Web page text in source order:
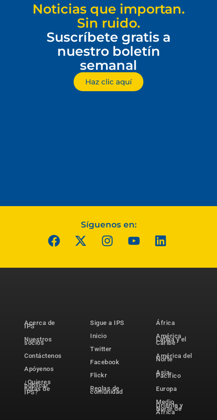
Noticias que importan.
Sin ruido.
Suscríbete gratis a
nuestro boletín
semanal
Haz clic aquí
Síguenos en:
Acerca de
IPS
Nuestros
socios
Contáctenos
Apóyenos
¿Quieres
publicar
notas de
IPS?
Sigue a IPS
Inicio
Twitter
Facebook
Flickr
Reglas de
comunidad
África
América
Latina y el
Caribe
América del
Norte
Asia-
Pacífico
Europa
Medio
Oriente y
Norte de
África